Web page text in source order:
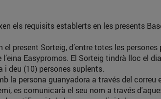
els requisits establerts en les presents
present Sorteig, d’entre totes les
Easypromos. El Sorteig tindrà lloc el
deu (10) persones suplents.
la persona guanyadora a través del
es comunicarà el seu nom a través